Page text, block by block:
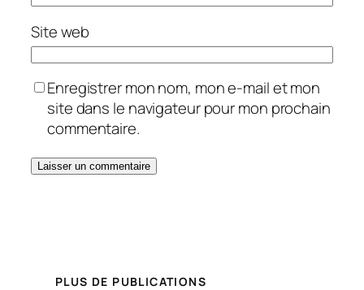
Site web
Enregistrer mon nom, mon e-mail et mon
site dans le navigateur pour mon prochain
commentaire.
PLUS DE PUBLICATIONS